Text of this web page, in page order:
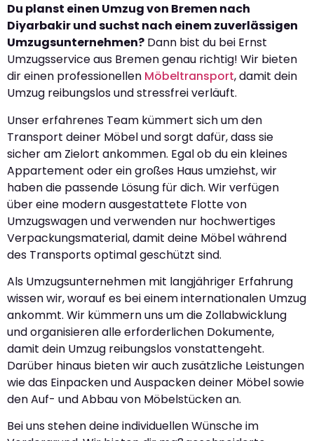
Du planst einen Umzug von Bremen nach
Diyarbakir und suchst nach einem zuverlässigen
Umzugsunternehmen? Dann bist du bei Ernst
Umzugsservice aus Bremen genau richtig! Wir bieten
dir einen professionellen Möbeltransport, damit dein
Umzug reibungslos und stressfrei verläuft.
Unser erfahrenes Team kümmert sich um den
Transport deiner Möbel und sorgt dafür, dass sie
sicher am Zielort ankommen. Egal ob du ein kleines
Appartement oder ein großes Haus umziehst, wir
haben die passende Lösung für dich. Wir verfügen
über eine modern ausgestattete Flotte von
Umzugswagen und verwenden nur hochwertiges
Verpackungsmaterial, damit deine Möbel während
des Transports optimal geschützt sind.
Als Umzugsunternehmen mit langjähriger Erfahrung
wissen wir, worauf es bei einem internationalen Umzug
ankommt. Wir kümmern uns um die Zollabwicklung
und organisieren alle erforderlichen Dokumente,
damit dein Umzug reibungslos vonstattengeht.
Darüber hinaus bieten wir auch zusätzliche Leistungen
wie das Einpacken und Auspacken deiner Möbel sowie
den Auf- und Abbau von Möbelstücken an.
Bei uns stehen deine individuellen Wünsche im